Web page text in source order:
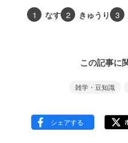
1 なす 2 きゅうり 3
この記事に
雑学・豆知識